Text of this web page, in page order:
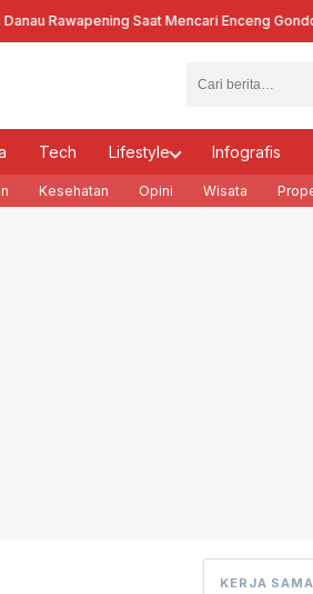
Rawapening Saat Mencari Enceng Gondok·
Tech Lifestyle Infografis
Kesehatan Opini Wisata
KERJA SAMA